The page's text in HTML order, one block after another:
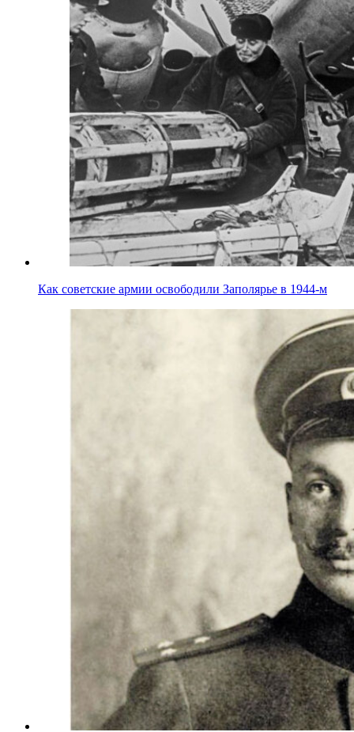
Как советские армии освободили Заполярье в 1944-м